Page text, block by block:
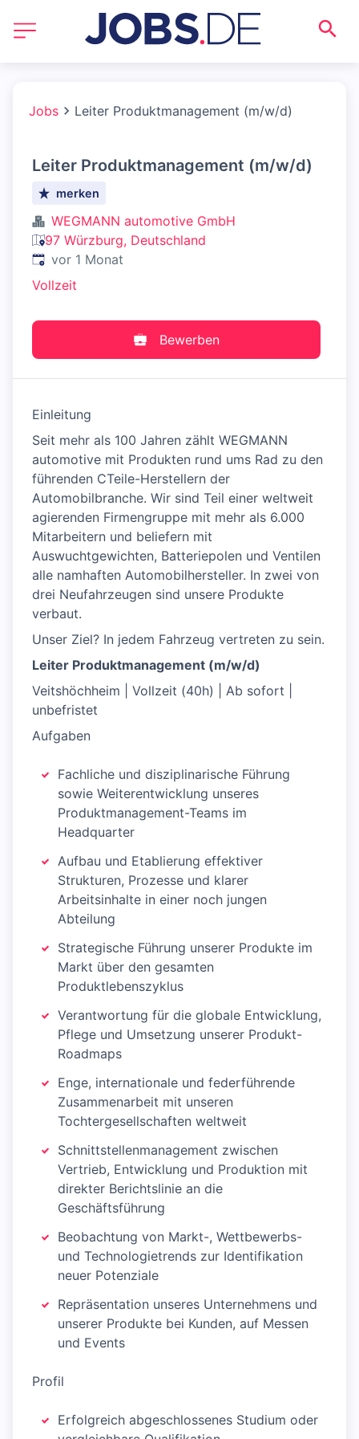
Jobs Leiter Produktmanagement (m/w/d)
Leiter Produktmanagement (m/w/d)
merken
WEGMANN automotive GmbH
97 Würzburg, Deutschland
Veröffentlicht:
vor 1 Monat
Vollzeit
Bewerben
Einleitung
Seit mehr als 100 Jahren zählt WEGMANN
automotive mit Produkten rund ums Rad zu den
führenden CTeile-Herstellern der
Automobilbranche. Wir sind Teil einer weltweit
agierenden Firmengruppe mit mehr als 6.000
Mitarbeitern und beliefern mit
Auswuchtgewichten, Batteriepolen und Ventilen
alle namhaften Automobilhersteller. In zwei von
drei Neufahrzeugen sind unsere Produkte
verbaut.
Unser Ziel? In jedem Fahrzeug vertreten zu sein.
Leiter Produktmanagement (m/w/d)
Veitshöchheim | Vollzeit (40h) | Ab sofort |
unbefristet
Aufgaben
Fachliche und disziplinarische Führung
sowie Weiterentwicklung unseres
Produktmanagement-Teams im
Headquarter
Aufbau und Etablierung effektiver
Strukturen, Prozesse und klarer
Arbeitsinhalte in einer noch jungen
Abteilung
Strategische Führung unserer Produkte im
Markt über den gesamten
Produktlebenszyklus
Verantwortung für die globale Entwicklung,
Pflege und Umsetzung unserer Produkt-
Roadmaps
Enge, internationale und federführende
Zusammenarbeit mit unseren
Tochtergesellschaften weltweit
Schnittstellenmanagement zwischen
Vertrieb, Entwicklung und Produktion mit
direkter Berichtslinie an die
Geschäftsführung
Beobachtung von Markt-, Wettbewerbs-
und Technologietrends zur Identifikation
neuer Potenziale
Repräsentation unseres Unternehmens und
unserer Produkte bei Kunden, auf Messen
und Events
Profil
Erfolgreich abgeschlossenes Studium oder